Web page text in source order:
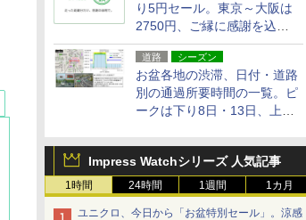
り5円セール。東京～大阪は
2750円、ご縁に感謝を込め
た20周年記念キャンペーン
道路 シーズン
お盆各地の渋滞、日付・道路
別の通過所要時間の一覧。ピ
ークは下り8日・13日、上り
Impress Watchシリーズ 人気記事
1時間 24時間 1週間 1カ月
ユニクロ、今日から「お盆特別セール」。涼感